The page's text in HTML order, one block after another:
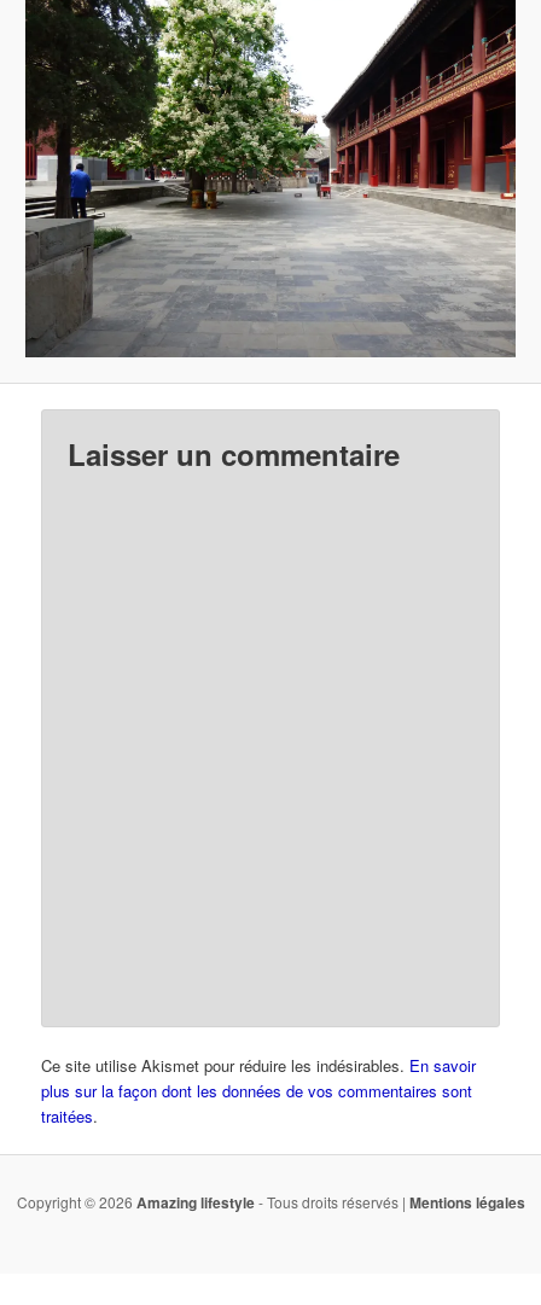
Laisser un commentaire
Ce site utilise Akismet pour réduire les indésirables. En savoir
plus sur la façon dont les données de vos commentaires sont
traitées.
Copyright © 2026 Amazing lifestyle- Tous droits réservés | Mentions légales